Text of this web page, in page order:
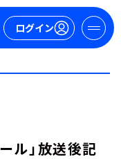
ログイン
ル」放送後記